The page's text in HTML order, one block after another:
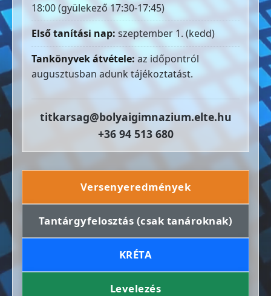
18:00 (gyülekező 17:30-17:45)
Első tanítási nap: szeptember 1. (kedd)
Tankönyvek átvétele: az időpontról
augusztusban adunk tájékoztatást.
titkarsag@bolyaigimnazium.elte.hu
+36 94 513 680
Versenyeredmények
Tantárgyfelosztás (csak tanároknak)
KRÉTA
Levelezés